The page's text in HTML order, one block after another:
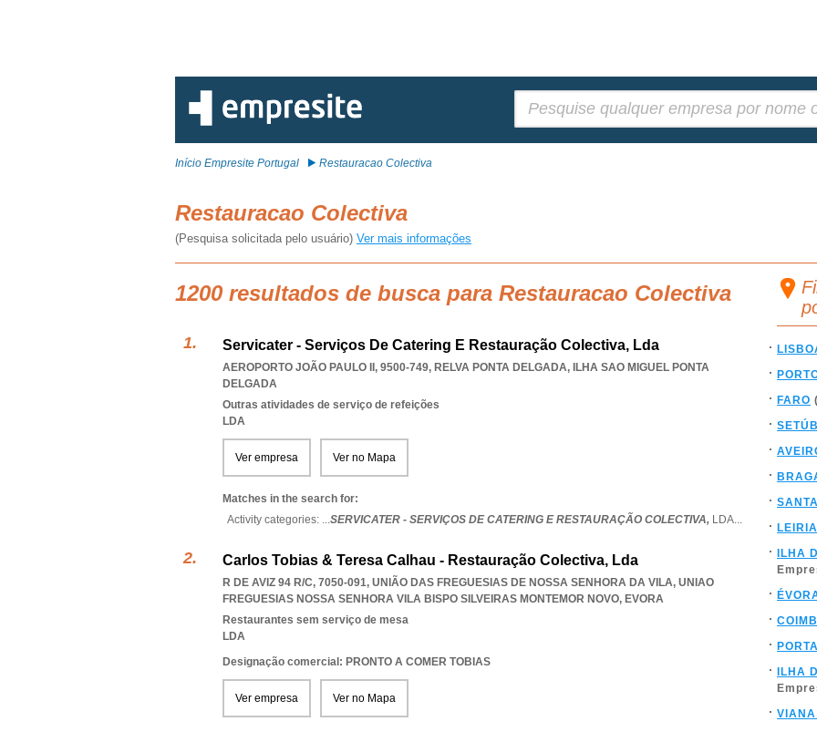
Início Empresite Portugal Restauracao Colectiva
Restauracao Colectiva
(Pesquisa solicitada pelo usuário) Ver mais informações
1200 resultados de busca para Restauracao Colectiva
Servicater - Serviços De Catering E Restauração Colectiva, Lda
AEROPORTO JOÃO PAULO II, 9500-749, RELVA PONTA DELGADA, ILHA SAO MIGUEL PONTA
DELGADA
Outras atividades de serviço de refeições
LDA
Ver empresa Ver no Mapa
Matches in the search for:
Activity categories: ...SERVICATER - SERVIÇOS DE CATERING E RESTAURAÇÃO COLECTIVA, LDA...
Carlos Tobias & Teresa Calhau - Restauração Colectiva, Lda
R DE AVIZ 94 R/C, 7050-091, UNIÃO DAS FREGUESIAS DE NOSSA SENHORA DA VILA, UNIAO
FREGUESIAS NOSSA SENHORA VILA BISPO SILVEIRAS MONTEMOR NOVO, EVORA
Restaurantes sem serviço de mesa
LDA
Designação comercial: PRONTO A COMER TOBIAS
Ver empresa Ver no Mapa
FARO
LEIRIA
ILHA
ILHA